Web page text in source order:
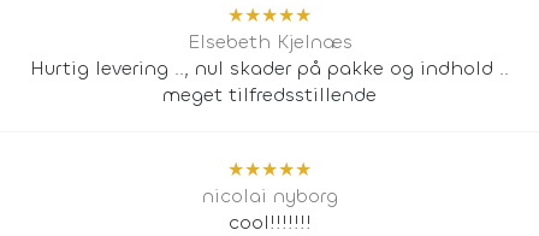
★★★★★
Elsebeth Kjelnæs
Hurtig levering .., nul skader på pakke og indhold ..
meget tilfredsstillende
★★★★★
nicolai nyborg
cool!!!!!!!